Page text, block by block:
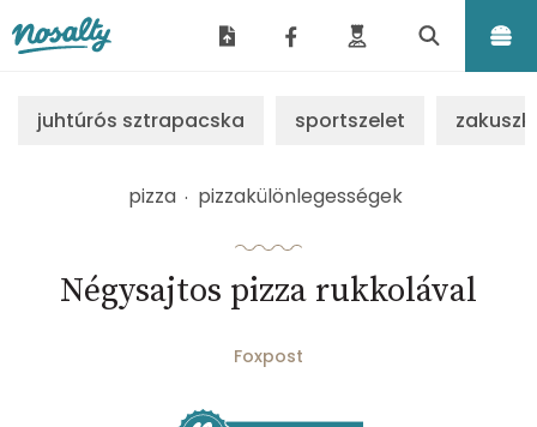
juhtúrós sztrapacska sportszelet
pizza pizzakülönlegességek
Négysajtos pizza rukkolával
Foxpost